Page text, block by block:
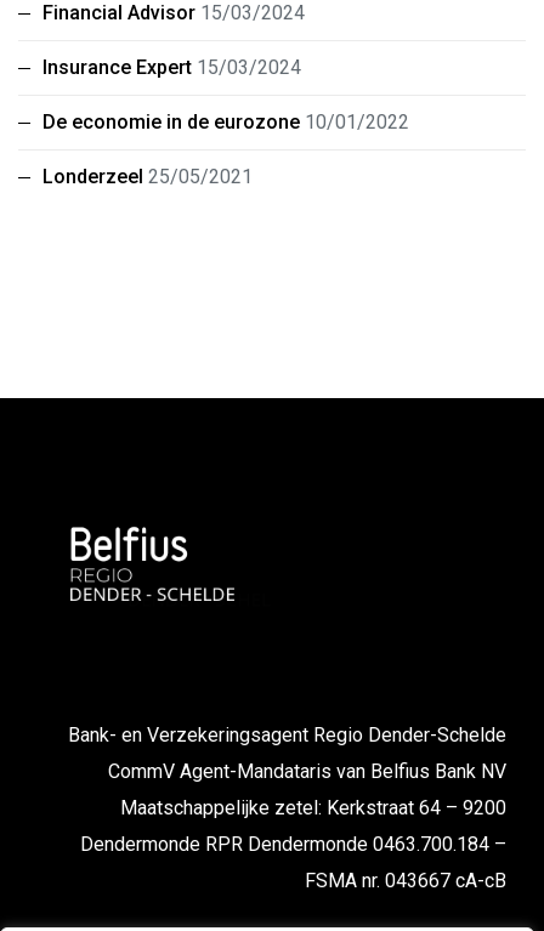
Financial Advisor 15/03/2024
Insurance Expert 15/03/2024
De economie in de eurozone 10/01/2022
Londerzeel 25/05/2021
Bank- en Verzekeringsagent Regio Dender-Schelde
CommV Agent-Mandataris van Belfius Bank NV
Maatschappelijke zetel: Kerkstraat 64 – 9200
Dendermonde RPR Dendermonde 0463.700.184 –
FSMA nr. 043667 cA-cB